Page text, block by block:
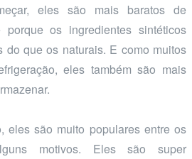
eles são mais baratos de
porque os ingredientes sintéticos
do que os naturais. E como muitos
eles também são mais
eles são muito populares entre os
motivos. Eles são super